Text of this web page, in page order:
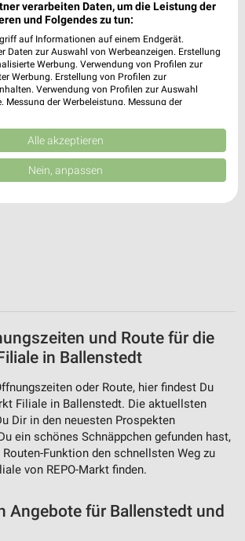
km
und Route für die
in Ballenstedt
oder Route, hier findest Du
Filiale in Ballenstedt. Die aktuellsten
Dir in den neuesten Prospekten
ein schönes Schnäppchen gefunden hast,
Funktion den schnellsten Weg zu
von REPO-Markt finden.
Angebote für Ballenstedt und
verarbeiten Daten, um die Leistung der
und Folgendes zu tun:
auf Informationen auf einem Endgerät.
Daten zur Auswahl von Werbeanzeigen. Erstellung
Werbung. Verwendung von Profilen zur
Werbung. Erstellung von Profilen zur
Verwendung von Profilen zur Auswahl
Messung der Werbeleistung. Messung der
aus verschiedenen Quellen. Entwicklung und
Verwendung reduzierter Daten zur Auswahl
der Europäischen Union weitergegeben und in die
Daten zur Auswahl von
für personalisierte
Profilen zur Auswahl
zur Personalisierung
Profilen zur Auswahl
Alle akzeptieren
Nein, anpassen